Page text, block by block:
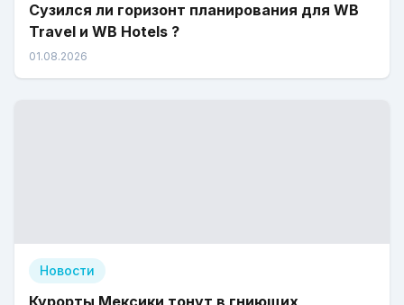
Сузился ли горизонт планирования для WB
Travel и WB Hotels ?
01.08.2026
Новости
Курорты Мексики тонут в гниющих